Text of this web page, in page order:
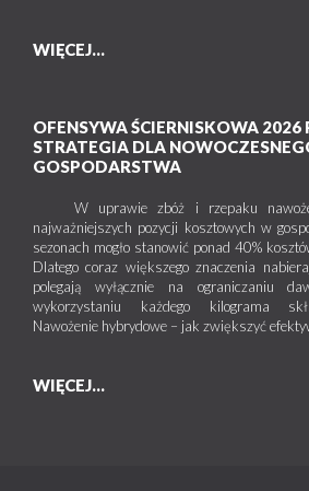
WIĘCEJ...
OFENSYWA ŚCIERNISKOWA 2026
STRATEGIA DLA
GOSPODARSTWA
W uprawie zbóż i rzepaku
najważniejszych pozycji kosztowych w
sezonach mogło stanowić ponad 40%
Dlatego coraz większego znaczenia
polegają wyłącznie na ograniczaniu
wykorzystaniu każdego kilograma
Nawożenie hybrydowe – jak zwiększyć
WIĘCEJ...